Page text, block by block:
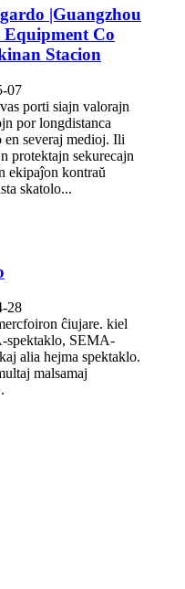
|Guangzhou
Co
Stacion
07
porti siajn valorajn
por longdistanca
en severaj medioj. Ili
protektajn sekurecajn
ekipaĵon kontraŭ
skatolo...
28
ĉiujare. kiel
SEMA-
alia hejma spektaklo.
malsamaj